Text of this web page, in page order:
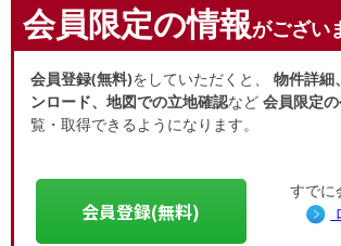
会員限定の情報がござい
会員登録(無料)をしていただくと、 物件詳細
ンロード、地図での立地確認など 会員限定
覧・取得できるようになります。
会員登録(無料)
すでに